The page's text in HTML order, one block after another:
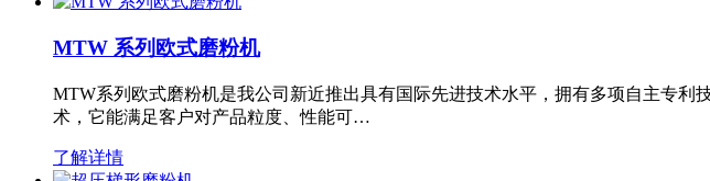
MTW 系列欧式磨粉机
MTW系列欧式磨粉机是我公司新近推出具有国际先进技术水平，拥有多项自主专
术，它能满足客户对产品粒度、性能可…
了解详情